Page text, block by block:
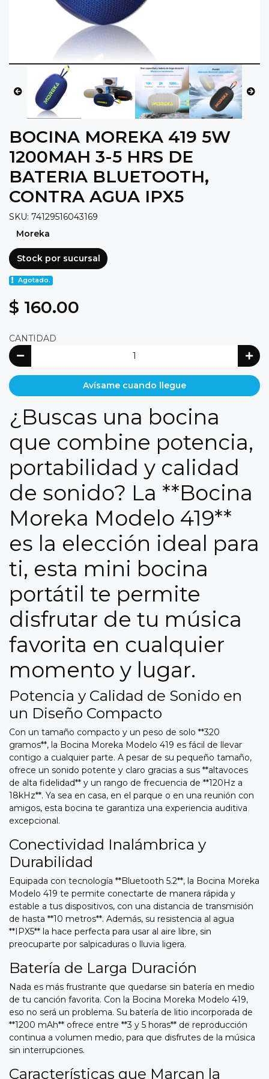
BOCINA MOREKA 419 5W
1200MAH 3-5 HRS DE
BATERIA BLUETOOTH,
CONTRA AGUA IPX5
SKU: 74129516043169
Moreka
Stock por sucursal
Agotado.
$ 160.00
CANTIDAD
Avísame cuando llegue
¿Buscas una bocina
que combine potencia,
portabilidad y calidad
de sonido? La **Bocina
Moreka Modelo 419**
es la elección ideal para
ti, esta mini bocina
portátil te permite
disfrutar de tu música
favorita en cualquier
momento y lugar.
Potencia y Calidad de Sonido en
un Diseño Compacto
Con un tamaño compacto y un peso de solo **320
gramos**, la Bocina Moreka Modelo 419 es fácil de llevar
contigo a cualquier parte. A pesar de su pequeño tamaño,
ofrece un sonido potente y claro gracias a sus **altavoces
de alta fidelidad** y un rango de frecuencia de **120Hz a
18kHz**. Ya sea en casa, en el parque o en una reunión con
amigos, esta bocina te garantiza una experiencia auditiva
excepcional.
Conectividad Inalámbrica y
Durabilidad
Equipada con tecnología **Bluetooth 5.2**, la Bocina Moreka
Modelo 419 te permite conectarte de manera rápida y
estable a tus dispositivos, con una distancia de transmisión
de hasta **10 metros**. Además, su resistencia al agua
**IPX5** la hace perfecta para usar al aire libre, sin
preocuparte por salpicaduras o lluvia ligera.
Batería de Larga Duración
Nada es más frustrante que quedarse sin batería en medio
de tu canción favorita. Con la Bocina Moreka Modelo 419,
eso no será un problema. Su batería de litio incorporada de
**1200 mAh** ofrece entre **3 y 5 horas** de reproducción
continua a volumen medio, para que disfrutes de la música
sin interrupciones.
Características que Marcan la